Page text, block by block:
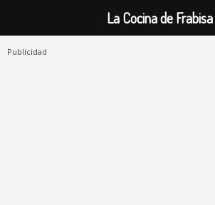
Publicidad
La Cocina de Frabisa